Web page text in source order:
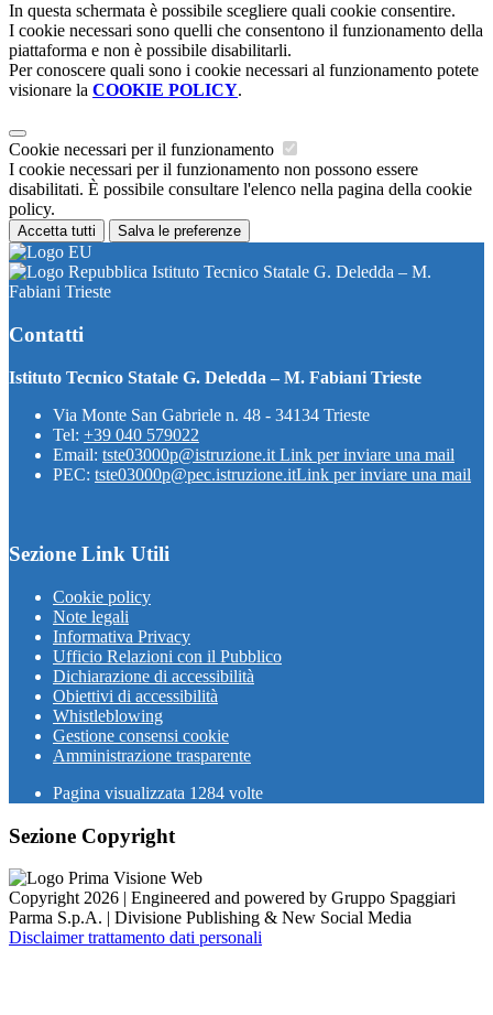
In questa schermata è possibile scegliere quali cookie consentire.
I cookie necessari sono quelli che consentono il funzionamento della
piattaforma e non è possibile disabilitarli.
Per conoscere quali sono i cookie necessari al funzionamento potete
visionare la COOKIE POLICY.
Cookie necessari per il funzionamento
I cookie necessari per il funzionamento non possono essere
disabilitati. È possibile consultare l'elenco nella pagina della cookie
policy.
Accetta tutti Salva le preferenze
Istituto Tecnico Statale G. Deledda – M.
Fabiani Trieste
Contatti
Istituto Tecnico Statale G. Deledda – M. Fabiani Trieste
Via Monte San Gabriele n. 48 - 34134 Trieste
Tel: +39 040 579022
Email: tste03000p@istruzione.it Link per inviare una mail
PEC: tste03000p@pec.istruzione.itLink per inviare una mail
Sezione Link Utili
Cookie policy
Note legali
Informativa Privacy
Ufficio Relazioni con il Pubblico
Dichiarazione di accessibilità
Obiettivi di accessibilità
Whistleblowing
Gestione consensi cookie
Amministrazione trasparente
Pagina visualizzata 1284 volte
Sezione Copyright
Copyright 2026 | Engineered and powered by Gruppo Spaggiari
Parma S.p.A. | Divisione Publishing & New Social Media
Disclaimer trattamento dati personali